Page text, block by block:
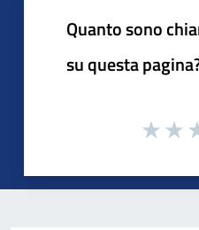
Quanto sono
su questa